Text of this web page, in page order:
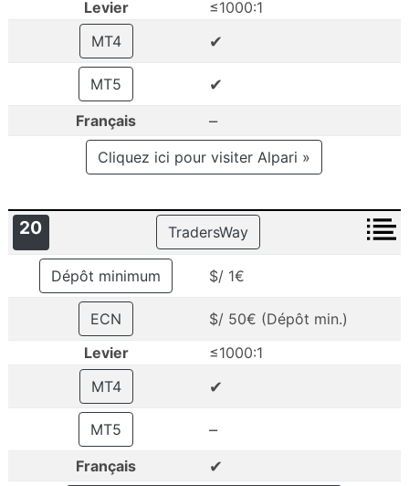
Levier
≤1000:1
MT4
✔
MT5 ✔
Français –
Cliquez ici pour visiter Alpari »
20 TradersWay
Dépôt minimum $/ 1€
ECN
$/ 50€ (Dépôt min.)
Levier
≤1000:1
MT4
✔
MT5 –
Français ✔